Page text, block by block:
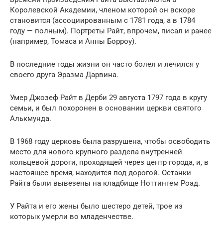
Королевской Академии, членом которой он вскоре
становится (ассоциированным с 1781 года, а в 1784
году — полным). Портреты Райт, впрочем, писал и ранее
(например, Томаса и Анны Борроу).
В последние годы жизни он часто болел и лечился у
своего друга Эразма Дарвина.
Умер Джозеф Райт в Дерби 29 августа 1797 года в кругу
семьи, и был похоронен в основании церкви святого
Алькмунда.
В 1968 году церковь была разрушена, чтобы освободить
место для нового крупного раздела внутренней
кольцевой дороги, проходящей через центр города, и, в
настоящее время, находится под дорогой. Останки
Райта были вывезены на кладбище Ноттингем Роад.
У Райта и его жены было шестеро детей, трое из
которых умерли во младенчестве.